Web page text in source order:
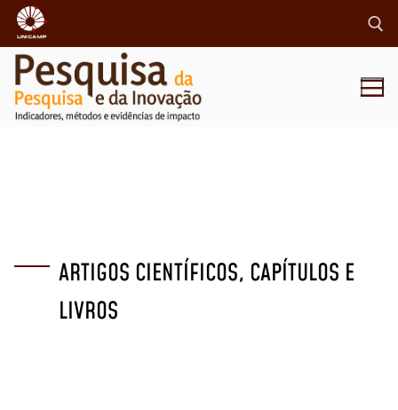
ARTIGOS CIENTÍFICOS, CAPÍTULOS E
LIVROS